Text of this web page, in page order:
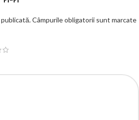
publicată.Câmpurile obligatorii sunt marcate